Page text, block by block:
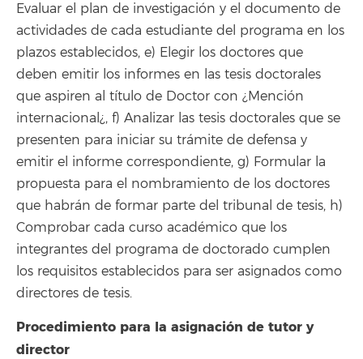
Evaluar el plan de investigación y el documento de
actividades de cada estudiante del programa en los
plazos establecidos, e) Elegir los doctores que
deben emitir los informes en las tesis doctorales
que aspiren al título de Doctor con ¿Mención
internacional¿, f) Analizar las tesis doctorales que se
presenten para iniciar su trámite de defensa y
emitir el informe correspondiente, g) Formular la
propuesta para el nombramiento de los doctores
que habrán de formar parte del tribunal de tesis, h)
Comprobar cada curso académico que los
integrantes del programa de doctorado cumplen
los requisitos establecidos para ser asignados como
directores de tesis.
Procedimiento para la asignación de tutor y
director